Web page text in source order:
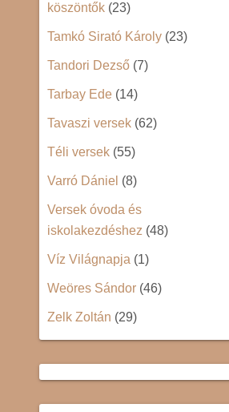
köszöntők (23)
Tamkó Sirató Károly (23)
Tandori Dezső (7)
Tarbay Ede (14)
Tavaszi versek (62)
Téli versek (55)
Varró Dániel (8)
Versek óvoda és
iskolakezdéshez (48)
Víz Világnapja (1)
Weöres Sándor (46)
Zelk Zoltán (29)